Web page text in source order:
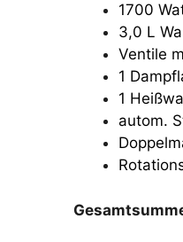
1700
3,0 L
Ventile
1
1
autom.